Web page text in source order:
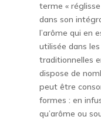
terme «
dans son
l’arôme qui en
utilisée dans
traditionnelles
dispose de
peut être
formes : en
qu’arôme ou